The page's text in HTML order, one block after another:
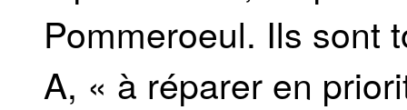
Pommeroeul. Ils sont
A, « à réparer en